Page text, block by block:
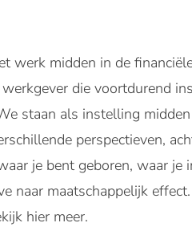
werk midden in de
die voortdurend
staan als instelling
perspectieven,
je bent geboren, waar
naar maatschappelijk
hier meer.